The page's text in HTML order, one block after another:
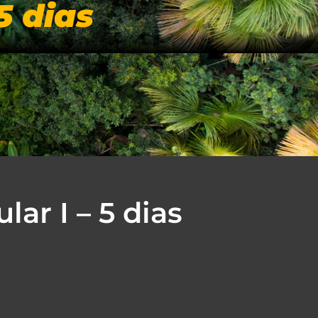
BLOG NOSSA LOJA CONTATO
dias
I – 5 dias